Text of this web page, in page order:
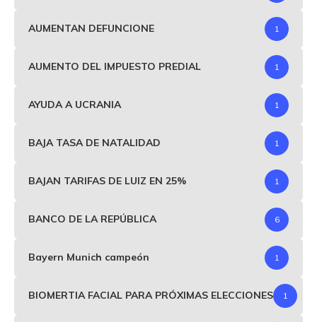
AUMENTAN DEFUNCIONE 1
AUMENTO DEL IMPUESTO PREDIAL 1
AYUDA A UCRANIA 1
BAJA TASA DE NATALIDAD 1
BAJAN TARIFAS DE LUIZ EN 25% 1
BANCO DE LA REPÚBLICA 6
Bayern Munich campeón 1
BIOMERTIA FACIAL PARA PRÓXIMAS ELECCIONES 1